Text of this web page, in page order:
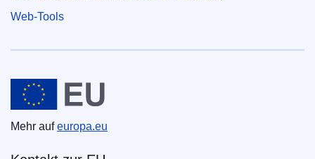
Web-Tools
Europäische Union
Mehr aufeuropa.eu